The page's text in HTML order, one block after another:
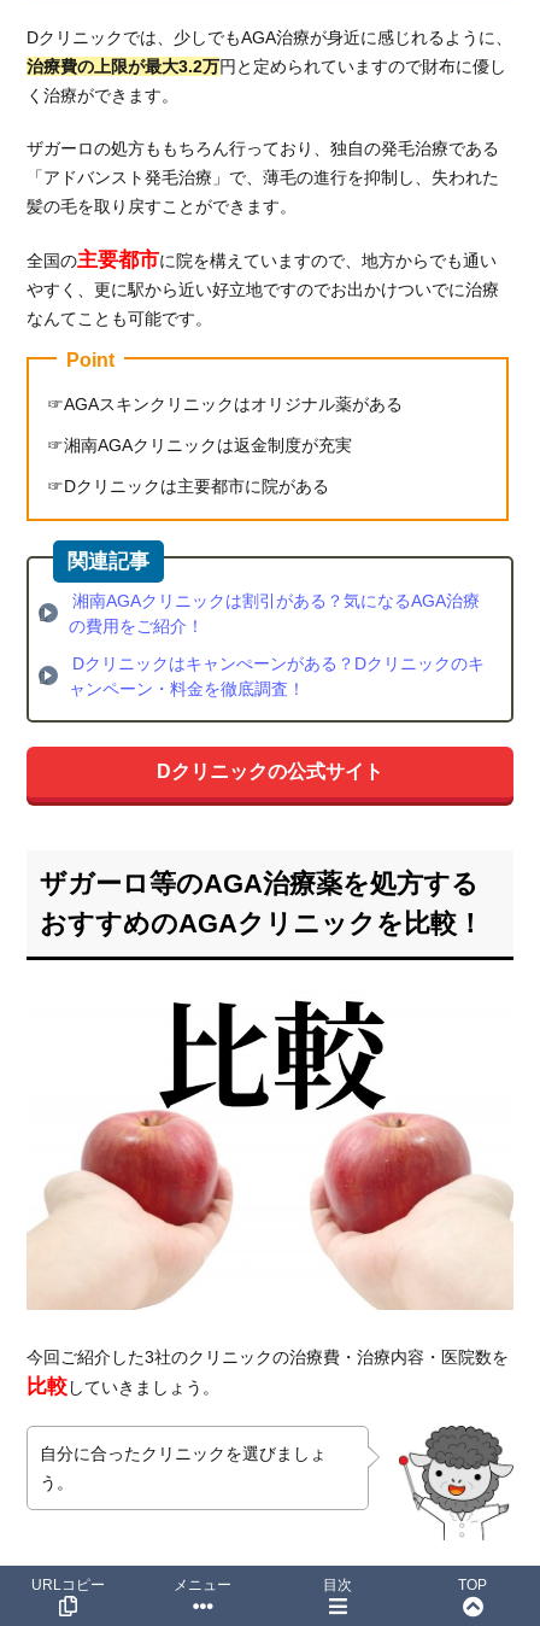
Dクリニックでは、少しでもAGA治療が身近に感じれるように、
治療費の上限が最大3.2万円と定められていますので財布に優し
く治療ができます。
ザガーロの処方ももちろん行っており、独自の発毛治療である
「アドバンスト発毛治療」で、薄毛の進行を抑制し、失われた
髪の毛を取り戻すことができます。
全国の主要都市に院を構えていますので、地方からでも通い
やすく、更に駅から近い好立地ですのでお出かけついでに治療
なんてことも可能です。
Point
AGAスキンクリニックはオリジナル薬がある
湘南AGAクリニックは返金制度が充実
Dクリニックは主要都市に院がある
湘南AGAクリニックは割引がある？気になるAGA治療
の費用をご紹介！
Dクリニックはキャンぺーンがある？Dクリニックのキ
ャンペーン・料金を徹底調査！
Dクリニックの公式サイト
ザガーロ等のAGA治療薬を処方する
おすすめのAGAクリニックを比較！
今回ご紹介した3社のクリニックの治療費・治療内容・医院数を
比較していきましょう。
自分に合ったクリニックを選びましょ
う。
治療費で比較
URLコピー メニュー 目次 TOP